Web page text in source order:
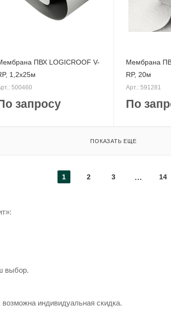
ПВХ LOGICROOF V-
1,2х25м
500460
запросу
Мембрана
RP, 20м
Арт.: 591281
По
ПОКАЗАТЬ ЕЩЕ
1 2 3 14
выбор.
индивидуальная скидка.